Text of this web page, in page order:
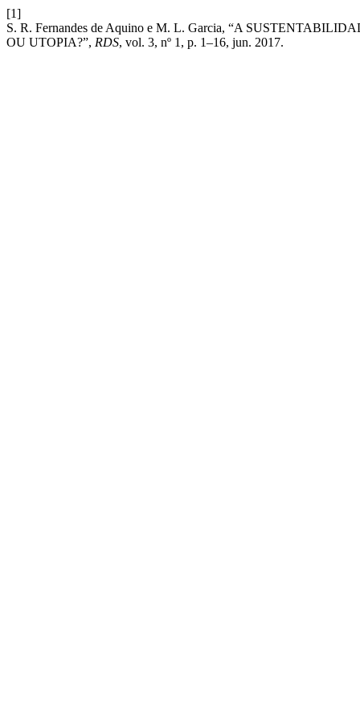
[1]
S. R. Fernandes de Aquino e M. L. Garcia, “A
OU UTOPIA?”, RDS, vol. 3, nº 1, p. 1–16, jun. 2017.